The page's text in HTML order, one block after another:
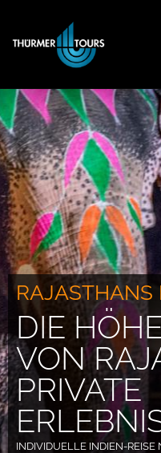
RAJASTHANS
DIE
VON
PRIVATE
INDIVIDUELLE INDIEN-